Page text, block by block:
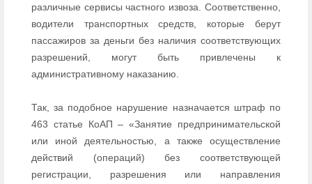
различные сервисы частного извоза. Соответственно,
водители транспортных средств, которые берут
пассажиров за деньги без наличия соответствующих
разрешений, могут быть привлечены к
административному наказанию.
Так, за подобное нарушение назначается штраф по
463 статье КоАП – «Занятие предпринимательской
или иной деятельностью, а также осуществление
действий (операций) без соответствующей
регистрации, разрешения или направления